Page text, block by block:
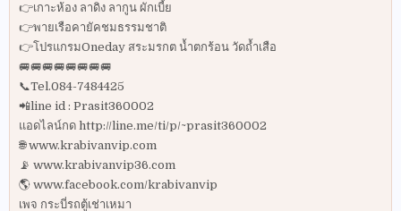
👉เกาะห้อง ลาดิง ลากูน ผักเบี้ย
👉พายเรือคายัคชมธรรมชาติ
👉โปรแกรมOneday สระมรกต น้ำตกร้อน วัดถ้ำเสือ
🚐🚐🚐🚐🚐🚐🚐🚐
📞Tel.084-7484425
📲line id : Prasit360002
แอดไลน์กด http://line.me/ti/p/~prasit360002
🌐 www.krabivanvip.com
📡 www.krabivanvip36.com
🌎 www.facebook.com/krabivanvip
เพจ กระบี่รถตู้เช่าเหมา